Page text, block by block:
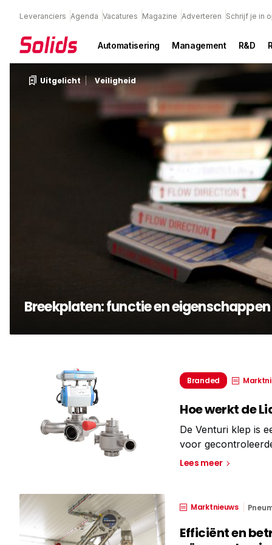
Leveranciers Agenda Vacatures Magazine Adverteren Schrijf je in
Automatisering Management R&D
Uitgelicht Veiligheid
Breekplaten: functie en eigenschappen
Branded
Hoe werkt de
De Venturi klep is
voor
Venturi-klep heeft
Lees meer
Marktnieuws
Efficiënt en